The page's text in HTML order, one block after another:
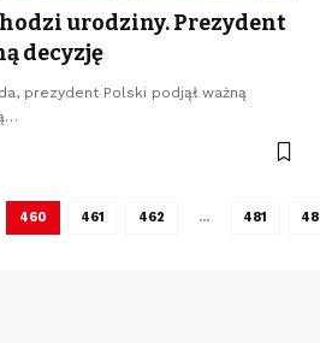
urodziny. Prezydent
decyzję
prezydent Polski podjął ważną
460 461 462 … 481